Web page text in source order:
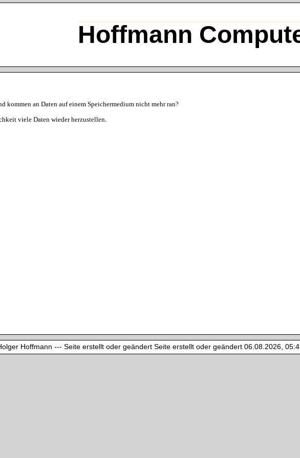
Hoffmann
kommen an Daten auf einem Speichermedium nicht mehr ran?
viele Daten wieder herzustellen.
Hoffmann --- Seite erstellt oder geändert Seite erstellt oder geändert 06.08.2026,